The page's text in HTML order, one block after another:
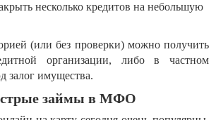
несколько кредитов на небольшую
(или без проверки) можно получить
организации, либо в частном
залог имущества.
займы в МФО